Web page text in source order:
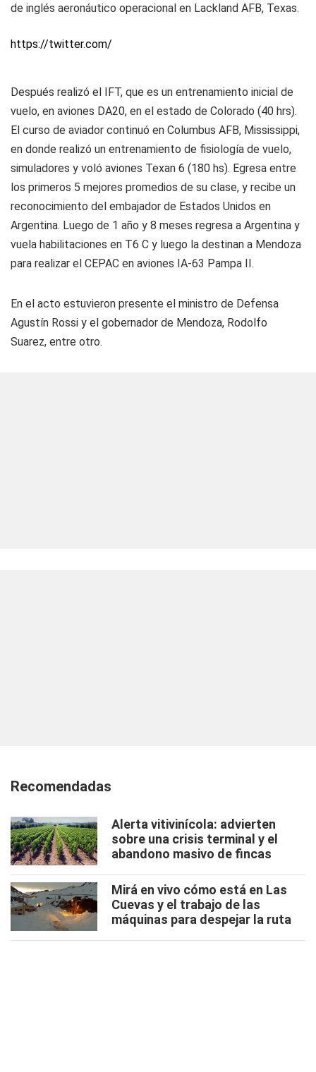
de inglés aeronáutico operacional en Lackland AFB, Texas.
https://twitter.com/
Después realizó el IFT, que es un entrenamiento inicial de
vuelo, en aviones DA20, en el estado de Colorado (40 hrs).
El curso de aviador continuó en Columbus AFB, Mississippi,
en donde realizó un entrenamiento de fisiología de vuelo,
simuladores y voló aviones Texan 6 (180 hs). Egresa entre
los primeros 5 mejores promedios de su clase, y recibe un
reconocimiento del embajador de Estados Unidos en
Argentina. Luego de 1 año y 8 meses regresa a Argentina y
vuela habilitaciones en T6 C y luego la destinan a Mendoza
para realizar el CEPAC en aviones IA-63 Pampa II.
En el acto estuvieron presente el ministro de Defensa
Agustín Rossi y el gobernador de Mendoza, Rodolfo
Suarez, entre otro.
Recomendadas
Alerta vitivinícola: advierten
sobre una crisis terminal y el
abandono masivo de fincas
Mirá en vivo cómo está en Las
Cuevas y el trabajo de las
máquinas para despejar la ruta